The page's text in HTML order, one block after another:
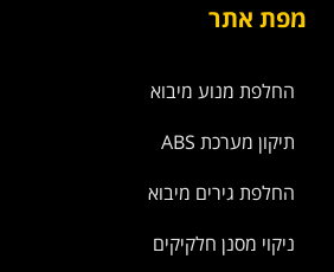
מפת אתר
החלפת מנוע מיבוא
תיקון מערכת ABS
החלפת גירים מיבוא
ניקוי מסנן חלקיקים